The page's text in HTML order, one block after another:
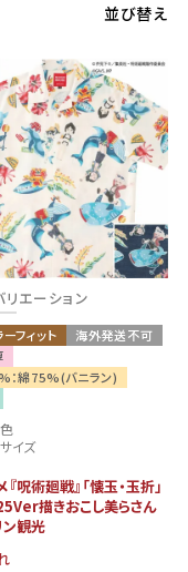
並び替え
リエーション
フィット
海外発送不可
：綿75%(バニラン)
色
イズ
呪術廻戦』「懐玉・玉折」
描きおこし美らさん
ン観光